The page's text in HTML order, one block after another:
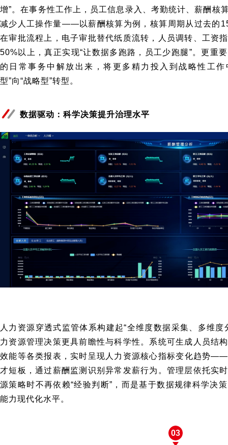
增”。在事务性工作上，员工信息录入、考勤统计、薪酬核
减少人工操作量——以薪酬核算为例，核算周期从过去的
在审批流程上，电子审批替代纸质流转，人员调转、工资
50%以上，真正实现“让数据多跑路，员工少跑腿”。更重
的日常事务中解放出来，将更多精力投入到战略性工
型”向“战略型”转型。
数据驱动：科学决策提升治理水平
人力资源穿透式监管体系构建起“全维度数据采集、多维
力资源管理决策更具前瞻性与科学性。系统可生成人员结
效能等各类报表，实时呈现人力资源核心指标变化趋势
才短板，通过薪酬监测识别异常发薪行为。管理层依托实
源策略时不再依赖“经验判断”，而是基于数据规律科学决
能力现代化水平。
03